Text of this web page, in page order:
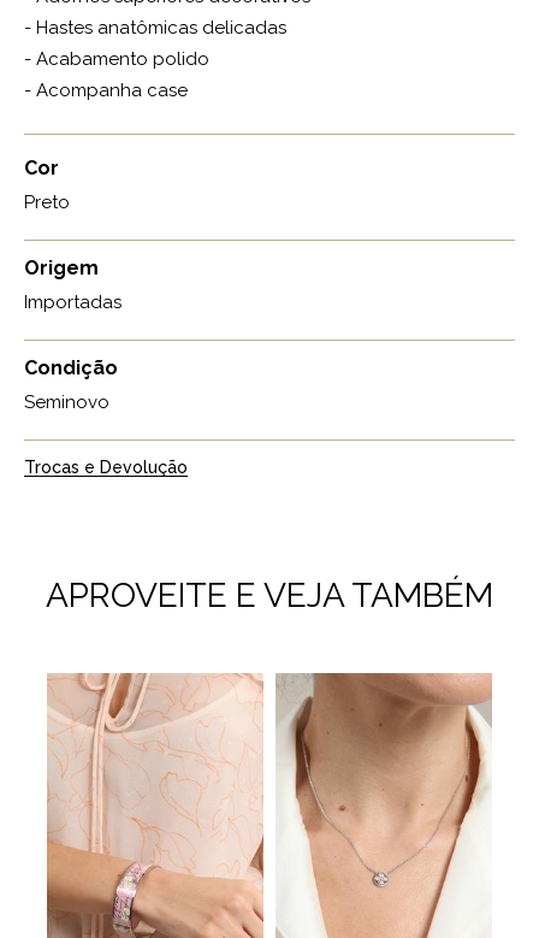
- Hastes anatômicas delicadas
- Acabamento polido
- Acompanha case
Cor
Preto
Origem
Importadas
Condição
Seminovo
Trocas e Devolução
APROVEITE E VEJA TAMBÉM